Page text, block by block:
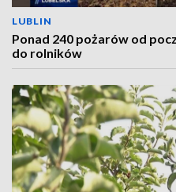
LUBLIN
Ponad 240 pożarów od
do rolników